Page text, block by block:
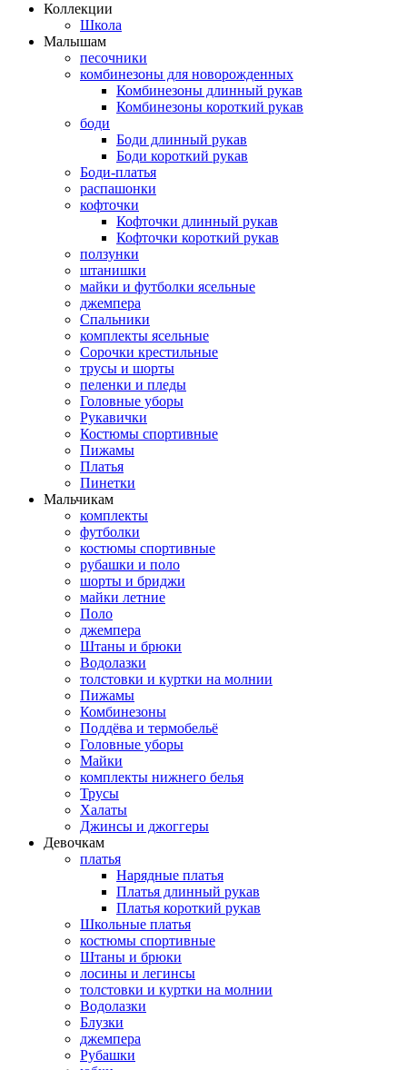
Коллекции
Школа
Малышам
песочники
комбинезоны для новорожденных
Комбинезоны длинный рукав
Комбинезоны короткий рукав
боди
Боди длинный рукав
Боди короткий рукав
Боди-платья
распашонки
кофточки
Кофточки длинный рукав
Кофточки короткий рукав
ползунки
штанишки
майки и футболки ясельные
джемпера
Спальники
комплекты ясельные
Сорочки крестильные
трусы и шорты
пеленки и пледы
Головные уборы
Рукавички
Костюмы спортивные
Пижамы
Платья
Пинетки
Мальчикам
комплекты
футболки
костюмы спортивные
рубашки и поло
шорты и бриджи
майки летние
Поло
джемпера
Штаны и брюки
Водолазки
толстовки и куртки на молнии
Пижамы
Комбинезоны
Поддёва и термобельё
Головные уборы
Майки
комплекты нижнего белья
Трусы
Халаты
Джинсы и джоггеры
Девочкам
платья
Нарядные платья
Платья длинный рукав
Платья короткий рукав
Школьные платья
костюмы спортивные
Штаны и брюки
лосины и легинсы
толстовки и куртки на молнии
Водолазки
Блузки
джемпера
Рубашки